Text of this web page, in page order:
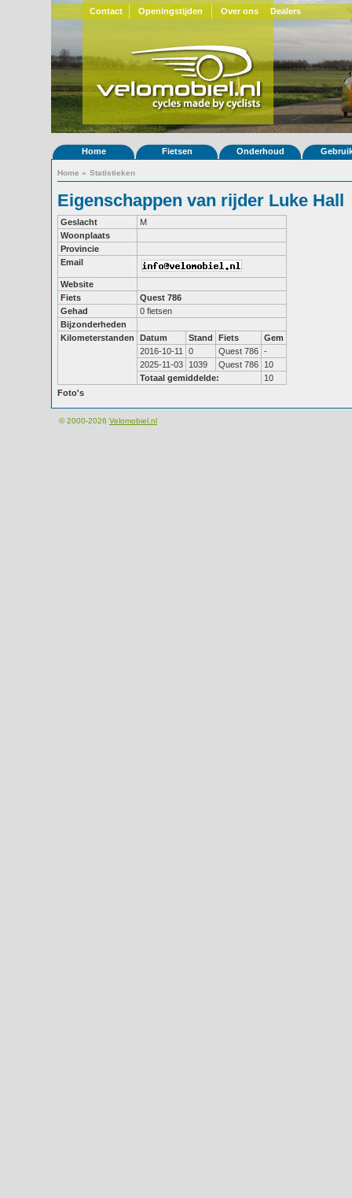
Contact Openingstijden Over ons Dealers
Home Fietsen Onderhoud
Home » Statistieken
Eigenschappen van rijder Luke Hall
Geslacht
M
Woonplaats
Provincie
Email
Website
Fiets
Quest 786
Gehad
0 fietsen
Bijzonderheden
Kilometerstanden
Datum Stand Fiets
Gem
2016-10-11
0 Quest 786 -
2025-11-03
1039 Quest 786
10
Totaal gemiddelde:
10
Foto's
© 2000-2026 Velomobiel.nl